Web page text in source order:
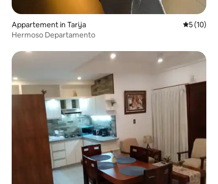
Appartement in Tarija
5 (10)
Hermoso Departamento